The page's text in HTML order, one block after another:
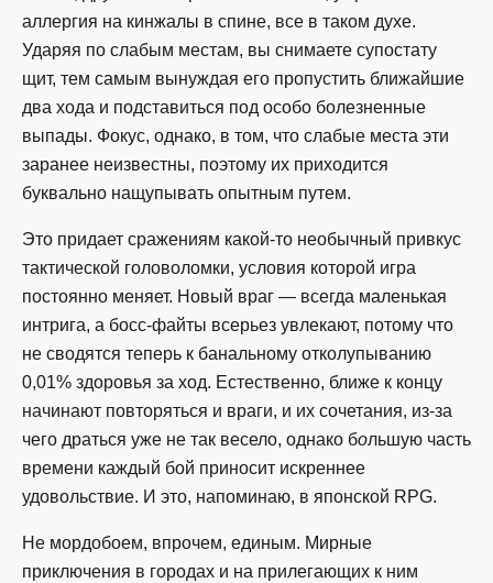
аллергия на кинжалы в спине, все в таком духе.
Ударяя по слабым местам, вы снимаете супостату
щит, тем самым вынуждая его пропустить ближайшие
два хода и подставиться под особо болезненные
выпады. Фокус, однако, в том, что слабые места эти
заранее неизвестны, поэтому их приходится
буквально нащупывать опытным путем.
Это придает сражениям какой-то необычный привкус
тактической головоломки, условия которой игра
постоянно меняет. Новый враг — всегда маленькая
интрига, а босс-файты всерьез увлекают, потому что
не сводятся теперь к банальному отколупыванию
0,01% здоровья за ход. Естественно, ближе к концу
начинают повторяться и враги, и их сочетания, из-за
чего драться уже не так весело, однако большую часть
времени каждый бой приносит искреннее
удовольствие. И это, напоминаю, в японской RPG.
Не мордобоем, впрочем, единым. Мирные
приключения в городах и на прилегающих к ним